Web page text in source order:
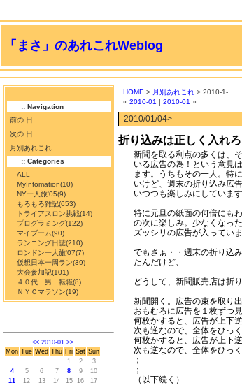
「まさ」のあれこれWeblog
:: Navigation
前の 日
次の 日
月別あれこれ
:: Categories
ALL
MyInfomation(10)
NY一人旅'05(9)
もろもろ雑記(653)
トライアスロン挑戦(14)
プログラミング(122)
マイブーム(90)
ランニング日誌(210)
ロンドン一人旅'07(7)
仮想日本一周ラン(39)
大会参加記(101)
４０代 男 転職(8)
ＮＹＣマラソン(19)
<< 2010-01 >>
Mon Tue Wed Thu Fri Sat Sun
1
2
3
4
5 6 7 8 9
10
11
12 13 14 15 16
17
HOME > 月別あれこれ > 2010-1-
« 2010-01 | 2010-01 »
2010/01/04>
折り込みは正しく入れろ
新聞を取る利点の多くは、
いる広告の為！という意見
ます。うちもその一人。特
いけど、週末の折り込み広
いつつも楽しみにしています
特に元旦の紙面の何倍にも
の次に楽しみ。少なくなっ
ズッシリの広告が入っていま
でもさぁ・・週末の折り込
たんだけど、
どうして、新聞販売店は折
新聞開く。広告の束を取り
おもむろに広告を１枚ずつ見
何枚かすると、広告が上下
次も逆なので、全体をひっく
何枚かすると、広告が上下
次も逆なので、全体をひっく
；
；
（以下続く）